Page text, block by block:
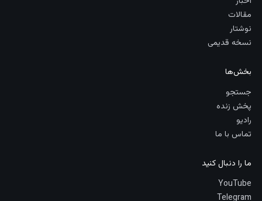
مقالات
نوشتار
نسخه قدیمی
بخش‌ها
جستجو
پخش زنده
رادیو
تماس با ما
ما را دنبال کنید
YouTube
Telegram